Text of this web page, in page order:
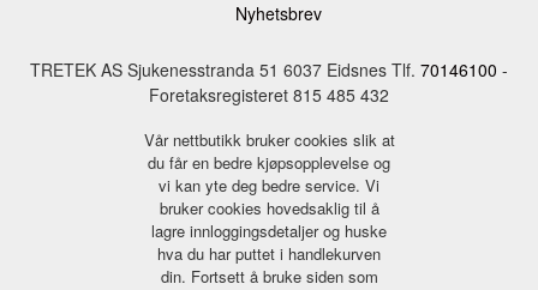
Nyhetsbrev
TRETEK AS Sjukenesstranda 51 6037 Eidsnes Tlf. 70146100 -
Foretaksregisteret 815 485 432
Vår nettbutikk bruker cookies slik at
du får en bedre kjøpsopplevelse og
vi kan yte deg bedre service. Vi
bruker cookies hovedsaklig til å
lagre innloggingsdetaljer og huske
hva du har puttet i handlekurven
din. Fortsett å bruke siden som